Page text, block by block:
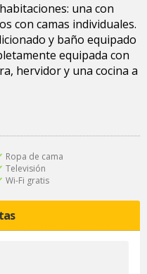
una con
con camas individuales.
y baño equipado
equipada con
hervidor y una cocina a
Ropa de cama
Televisión
Wi-Fi gratis